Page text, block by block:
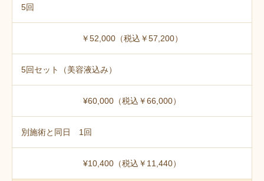
5回
￥52,000（税込￥57,200）
5回セット（美容液込み）
¥60,000（税込￥66,000）
別施術と同日 1回
¥10,400（税込￥11,440）